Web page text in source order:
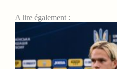
A lire également :